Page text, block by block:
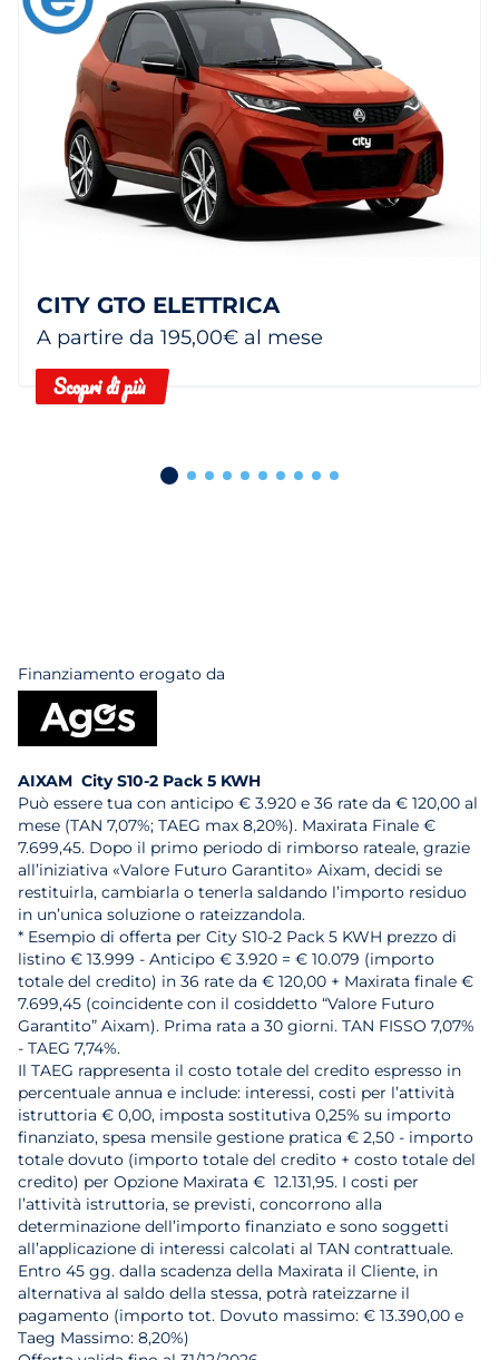
CITY GTO ELETTRICA
A partire da 195,00€ al mese
Scopri di più
Finanziamento erogato da
AIXAM City S10-2 Pack 5 KWH
Può essere tua con anticipo € 3.920 e 36 rate da € 120,00 al
mese (TAN 7,07%; TAEG max 8,20%). Maxirata Finale €
7.699,45. Dopo il primo periodo di rimborso rateale, grazie
all’iniziativa «Valore Futuro Garantito» Aixam, decidi se
restituirla, cambiarla o tenerla saldando l’importo residuo
in un’unica soluzione o rateizzandola.
* Esempio di offerta per City S10-2 Pack 5 KWH prezzo di
listino € 13.999 - Anticipo € 3.920 = € 10.079 (importo
totale del credito) in 36 rate da € 120,00 + Maxirata finale €
7.699,45 (coincidente con il cosiddetto “Valore Futuro
Garantito” Aixam). Prima rata a 30 giorni. TAN FISSO 7,07%
- TAEG 7,74%.
Il TAEG rappresenta il costo totale del credito espresso in
percentuale annua e include: interessi, costi per l’attività
istruttoria € 0,00, imposta sostitutiva 0,25% su importo
finanziato, spesa mensile gestione pratica € 2,50 - importo
totale dovuto (importo totale del credito + costo totale del
credito) per Opzione Maxirata € 12.131,95. I costi per
l’attività istruttoria, se previsti, concorrono alla
determinazione dell’importo finanziato e sono soggetti
all’applicazione di interessi calcolati al TAN contrattuale.
Entro 45 gg. dalla scadenza della Maxirata il Cliente, in
alternativa al saldo della stessa, potrà rateizzarne il
pagamento (importo tot. Dovuto massimo: € 13.390,00 e
Taeg Massimo: 8,20%)